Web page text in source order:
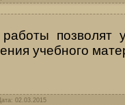
позволят
учебного
02.03.2015